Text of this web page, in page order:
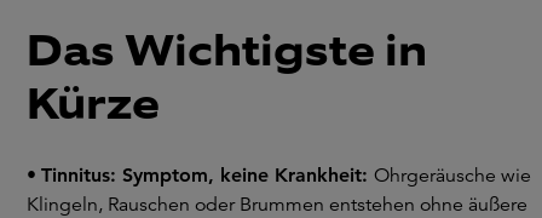
Das Wichtigste in
Kürze
• Tinnitus: Symptom, keine Krankheit: Ohrgeräusche wie
Klingeln, Rauschen oder Brummen entstehen ohne äußere